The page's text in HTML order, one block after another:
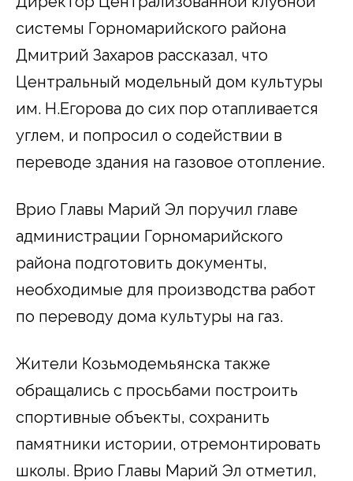
системы Горномарийского района
Дмитрий Захаров рассказал, что
Центральный модельный дом культуры
им. Н.Егорова до сих пор отапливается
углем, и попросил о содействии в
переводе здания на газовое отопление.
Врио Главы Марий Эл поручил главе
администрации Горномарийского
района подготовить документы,
необходимые для производства работ
по переводу дома культуры на газ.
Жители Козьмодемьянска также
обращались с просьбами построить
спортивные объекты, сохранить
памятники истории, отремонтировать
школы. Врио Главы Марий Эл отметил,